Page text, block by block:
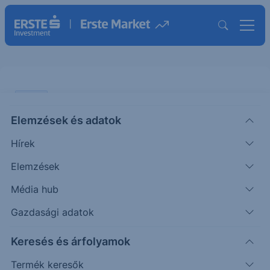
Elemzések és adatok
Hírek
Elemzések
Média hub
Gazdasági adatok
Keresés és árfolyamok
Termék keresők
szeretne
Nagy volatilitás jellemzi az USDJPY-t az elmúlt
hetekben. Lehetett hallani japán intervencióról és